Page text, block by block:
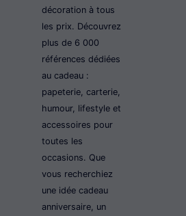
décoration à tous
les prix. Découvrez
plus de 6 000
références dédiées
au cadeau :
papeterie, carterie,
humour, lifestyle et
accessoires pour
toutes les
occasions. Que
vous recherchiez
une idée cadeau
anniversaire, un